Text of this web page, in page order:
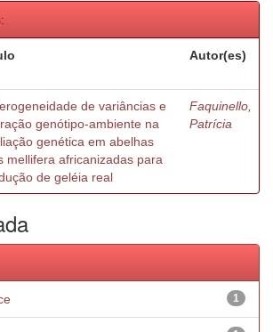
Autor(es)
de variâncias e
genótipo-ambiente na
genética em abelhas
mellifera africanizadas para
de geléia real
Faquinello,
Patrícia
1